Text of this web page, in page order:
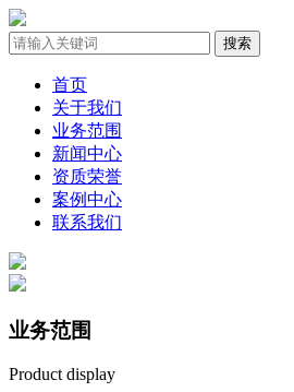
首页
关于我们
业务范围
新闻中心
资质荣誉
案例中心
联系我们
业务范围
Product display